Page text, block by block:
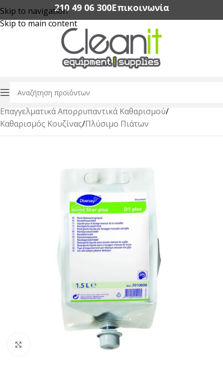
Skip to navigation
Skip to main content
210 49 06 300‬Επικοινωνία
Αρχική σελίδα/
Επαγγελματικά Απορρυπαντικά Καθαρισμού/
Καθαρισμός Κουζίνας/Πλύσιμο Πιάτων